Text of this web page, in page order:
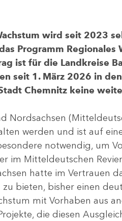
wird seit 2023
Programm
ist für die Landkreise
seit 1. März 2026 in
Chemnitz keine
Nordsachsen
werden und ist auf
notwendig, um
im Mitteldeutschen
hatte im Vertrauen
bieten, bisher einen
mit Vorhaben aus
die diesen